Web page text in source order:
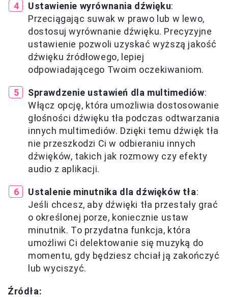
Ustawienie wyrównania dźwięku:
Przeciągając suwak w prawo lub w lewo,
dostosuj wyrównanie dźwięku. Precyzyjne
ustawienie pozwoli uzyskać wyższą jakość
dźwięku źródłowego, lepiej
odpowiadającego Twoim oczekiwaniom.
Sprawdzenie ustawień dla multimediów:
Włącz opcję, która umożliwia dostosowanie
głośności dźwięku tła podczas odtwarzania
innych multimediów. Dzięki temu dźwięk tła
nie przeszkodzi Ci w odbieraniu innych
dźwięków, takich jak rozmowy czy efekty
audio z aplikacji.
Ustalenie minutnika dla dźwięków tła:
Jeśli chcesz, aby dźwięki tła przestały grać
o określonej porze, koniecznie ustaw
minutnik. To przydatna funkcja, która
umożliwi Ci delektowanie się muzyką do
momentu, gdy będziesz chciał ją zakończyć
lub wyciszyć.
Źródła: